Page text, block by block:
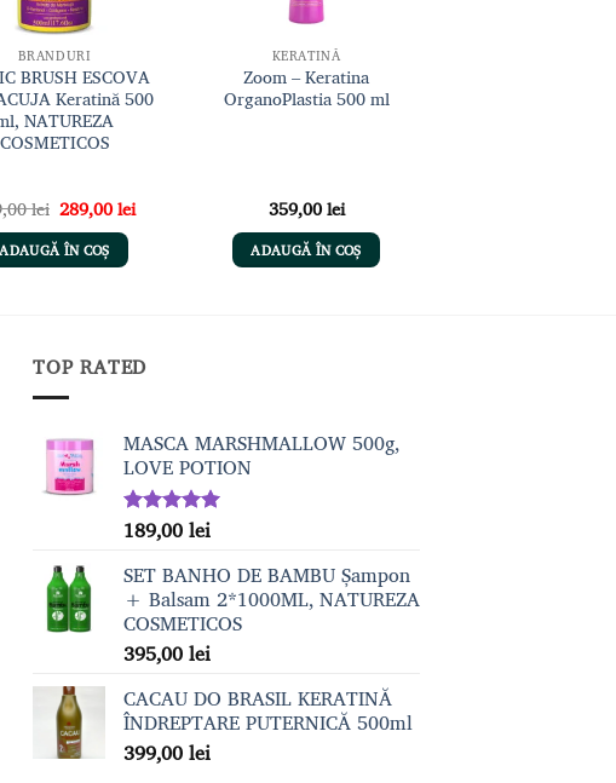
BRANDURI
BRUSH ESCOVA
Keratină 500
NATUREZA
COSMETICOS
lei Prețul
inițial
a
fost:
399,00 lei.
289,00leiPrețul
curent
ADAUGĂ ÎN COȘ
KERATINĂ
Zoom – Keratina
OrganoPlastia 500 ml
359,00lei
ADAUGĂ ÎN COȘ
TOP RATED
MASCA MARSHMALLOW 500g,
LOVE POTION
Evaluat la
5.00din 5
189,00lei
SET BANHO DE BAMBU Șampon
+ Balsam 2*1000ML, NATUREZA
COSMETICOS
395,00lei
CACAU DO BRASIL KERATINĂ
ÎNDREPTARE PUTERNICĂ 500ml
399,00lei